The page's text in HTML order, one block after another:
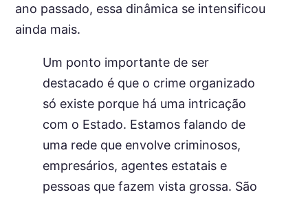
ano passado, essa dinâmica se intensificou
ainda mais.
Um ponto importante de ser
destacado é que o crime organizado
só existe porque há uma intricação
com o Estado. Estamos falando de
uma rede que envolve criminosos,
empresários, agentes estatais e
pessoas que fazem vista grossa. São